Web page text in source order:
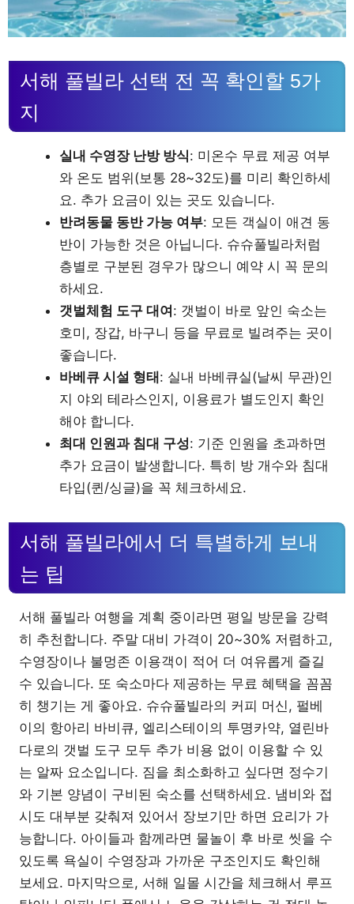
서해 풀빌라 선택 전 꼭 확인할 5가
지
실내 수영장 난방 방식: 미온수 무료 제공 여부
와 온도 범위(보통 28~32도)를 미리 확인하세
요. 추가 요금이 있는 곳도 있습니다.
반려동물 동반 가능 여부: 모든 객실이 애견 동
반이 가능한 것은 아닙니다. 슈슈풀빌라처럼
층별로 구분된 경우가 많으니 예약 시 꼭 문의
하세요.
갯벌체험 도구 대여: 갯벌이 바로 앞인 숙소는
호미, 장갑, 바구니 등을 무료로 빌려주는 곳이
좋습니다.
바베큐 시설 형태: 실내 바베큐실(날씨 무관)인
지 야외 테라스인지, 이용료가 별도인지 확인
해야 합니다.
최대 인원과 침대 구성: 기준 인원을 초과하면
추가 요금이 발생합니다. 특히 방 개수와 침대
타입(퀸/싱글)을 꼭 체크하세요.
서해 풀빌라에서 더 특별하게 보내
는 팁
서해 풀빌라 여행을 계획 중이라면 평일 방문을 강력
히 추천합니다. 주말 대비 가격이 20~30% 저렴하고,
수영장이나 불멍존 이용객이 적어 더 여유롭게 즐길
수 있습니다. 또 숙소마다 제공하는 무료 혜택을 꼼꼼
히 챙기는 게 좋아요. 슈슈풀빌라의 커피 머신, 펄베
이의 항아리 바비큐, 엘리스테이의 투명카약, 열린바
다로의 갯벌 도구 모두 추가 비용 없이 이용할 수 있
는 알짜 요소입니다. 짐을 최소화하고 싶다면 정수기
와 기본 양념이 구비된 숙소를 선택하세요. 냄비와 접
시도 대부분 갖춰져 있어서 장보기만 하면 요리가 가
능합니다. 아이들과 함께라면 물놀이 후 바로 씻을 수
있도록 욕실이 수영장과 가까운 구조인지도 확인해
보세요. 마지막으로, 서해 일몰 시간을 체크해서 루프